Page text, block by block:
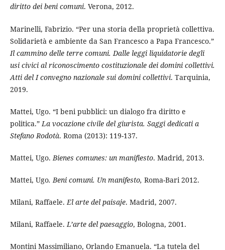
diritto dei beni comuni. Verona, 2012.
Marinelli, Fabrizio. “Per una storia della proprietà collettiva.
Solidarietà e ambiente da San Francesco a Papa Francesco.”
Il cammino delle terre comuni. Dalle leggi liquidatorie degli
usi civici al riconoscimento costituzionale dei domini collettivi.
Atti del I convegno nazionale sui domini collettivi. Tarquinia,
2019.
Mattei, Ugo. “I beni pubblici: un dialogo fra diritto e
politica.” La vocazione civile del giurista. Saggi dedicati a
Stefano Rodotà. Roma (2013): 119-137.
Mattei, Ugo. Bienes comunes: un manifiesto. Madrid, 2013.
Mattei, Ugo. Beni comuni. Un manifesto, Roma-Bari 2012.
Milani, Raffaele. El arte del paisaje. Madrid, 2007.
Milani, Raffaele. L’arte del paesaggio, Bologna, 2001.
Montini Massimiliano, Orlando Emanuela. “La tutela del